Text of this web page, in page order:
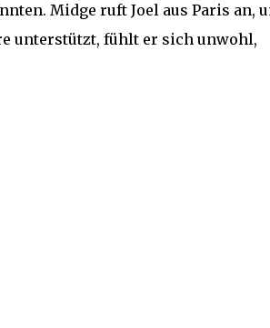
Midge ruft Joel aus Paris an,
unterstützt, fühlt er sich unwohl,